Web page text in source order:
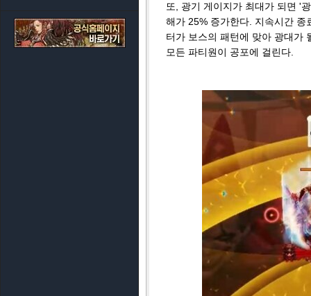
또, 광기 게이지가 최대가 되면 '
해가 25% 증가한다. 지속시간
터가 보스의 패턴에 맞아 광대가
모든 파티원이 공포에 걸린다.